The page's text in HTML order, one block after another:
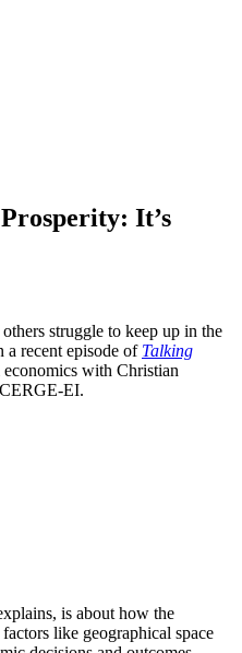
It’s
struggle to keep up in the
a recent episode of Talking
with Christian
EI.
is about how the
like geographical space